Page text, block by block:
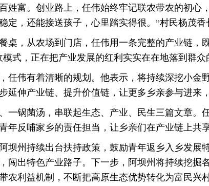
姓富。创业路上，任伟始终牢记联农带农的初
定，还能接送孩子，心里踏实得很。”村民杨茂
桌，从农场到门店，任伟用一条完整的产业链
式，正在把产业发展的红利实实在在地落到群众
任伟有着清晰的规划。他表示，将持续深挖小
延伸产业链、提升价值链，让更多乡亲参与进来
一锅菌汤，串联起生态、产业、民生三篇文章
年反哺家乡的责任担当，让乡亲们在产业链上共
坝州持续出台扶持政策，鼓励青年返乡入乡发
闯出特色产业路子。下一步，阿坝州将持续挖
农利益机制，不断把高原生态优势转化为富民兴